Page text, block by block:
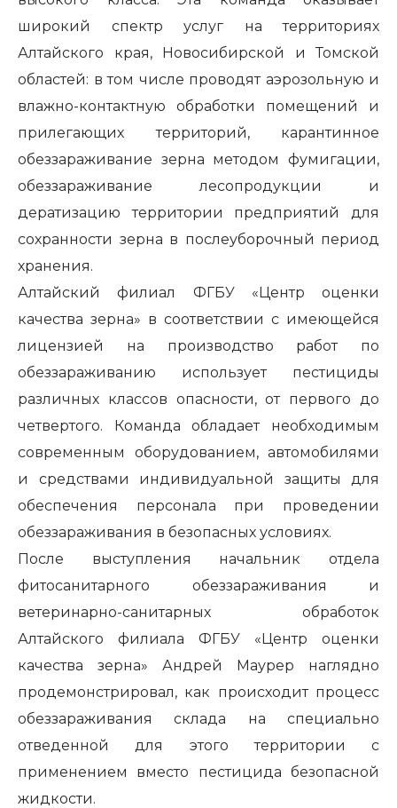
широкий спектр услуг на территориях
Алтайского края, Новосибирской и Томской
областей: в том числе проводят аэрозольную и
влажно-контактную обработки помещений и
прилегающих территорий, карантинное
обеззараживание зерна методом фумигации,
обеззараживание лесопродукции и
дератизацию территории предприятий для
сохранности зерна в послеуборочный период
хранения.
Алтайский филиал ФГБУ «Центр оценки
качества зерна» в соответствии с имеющейся
лицензией на производство работ по
обеззараживанию использует пестициды
различных классов опасности, от первого до
четвертого. Команда обладает необходимым
современным оборудованием, автомобилями
и средствами индивидуальной защиты для
обеспечения персонала при проведении
обеззараживания в безопасных условиях.
После выступления начальник отдела
фитосанитарного обеззараживания и
ветеринарно-санитарных обработок
Алтайского филиала ФГБУ «Центр оценки
качества зерна» Андрей Маурер наглядно
продемонстрировал, как происходит процесс
обеззараживания склада на специально
отведенной для этого территории с
применением вместо пестицида безопасной
жидкости.